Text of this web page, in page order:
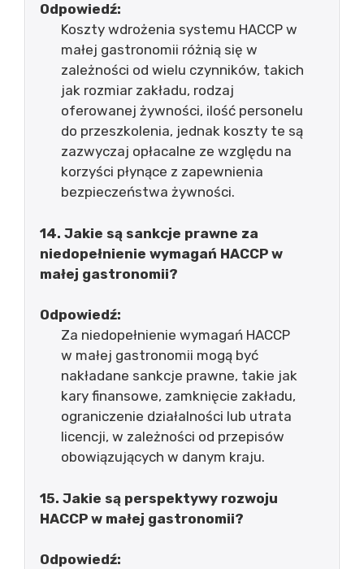
Odpowiedź:
Koszty wdrożenia systemu HACCP w
małej gastronomii różnią się w
zależności od wielu czynników, takich
jak rozmiar zakładu, rodzaj
oferowanej żywności, ilość personelu
do przeszkolenia, jednak koszty te są
zazwyczaj opłacalne ze względu na
korzyści płynące z zapewnienia
bezpieczeństwa żywności.
14. Jakie są sankcje prawne za
niedopełnienie wymagań HACCP w
małej gastronomii?
Odpowiedź:
Za niedopełnienie wymagań HACCP
w małej gastronomii mogą być
nakładane sankcje prawne, takie jak
kary finansowe, zamknięcie zakładu,
ograniczenie działalności lub utrata
licencji, w zależności od przepisów
obowiązujących w danym kraju.
15. Jakie są perspektywy rozwoju
HACCP w małej gastronomii?
Odpowiedź: